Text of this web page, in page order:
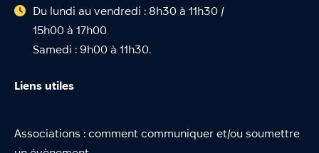
Du lundi au vendredi : 8h30 à 11h30 /
15h00 à 17h00
Samedi : 9h00 à 11h30.
Liens utiles
Associations : comment communiquer et/ou soumettre